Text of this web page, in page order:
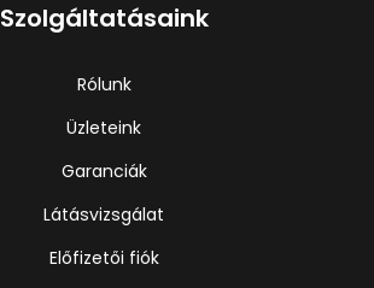
Szolgáltatásaink
Rólunk
Üzleteink
Garanciák
Látásvizsgálat
Előfizetői fiók